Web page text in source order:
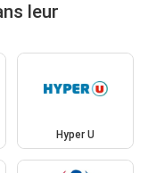
leur
Hyper U